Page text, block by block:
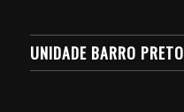
UNIDADE BARRO PRETO